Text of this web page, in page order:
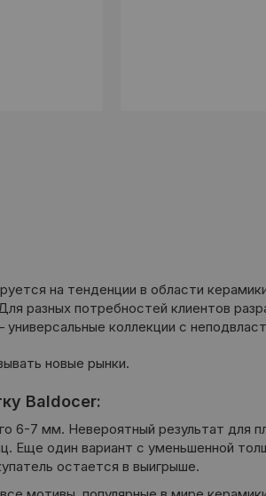
на тенденции в области
разных потребностей клиентов
коллекции с
новые рынки.
Baldocer:
6-7 мм. Невероятный результат для
один вариант с уменьшенной
остается в выигрыше.